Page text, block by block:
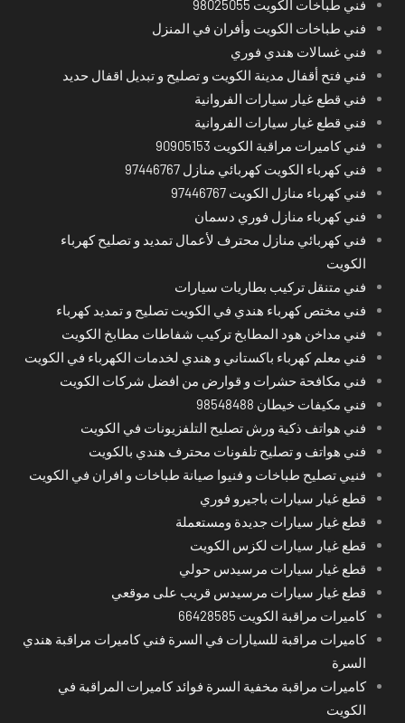
فني طباخات الكويت 98025055
فني طباخات الكويت وأفران في المنزل
فني غسالات هندي فوري
فني فتح أقفال مدينة الكويت و تصليح و تبديل اقفال حديد
فني قطع غيار سيارات الفروانية
فني قطع غيار سيارات الفروانية
فني كاميرات مراقبة الكويت 90905153
فني كهرباء الكويت كهربائي منازل 97446767
فني كهرباء منازل الكويت 97446767
فني كهرباء منازل فوري دسمان
فني كهربائي منازل محترف لأعمال تمديد و تصليح كهرباء
الكويت
فني متنقل تركيب بطاريات سيارات
فني مختص كهرباء هندي في الكويت تصليح و تمديد كهرباء
فني مداخن هود المطابخ تركيب شفاطات مطابخ الكويت
فني معلم كهرباء باكستاني و هندي لخدمات الكهرباء في الكويت
فني مكافحة حشرات و قوارض من افضل شركات الكويت
فني مكيفات خيطان 98548488
فني هواتف ذكية ورش تصليح التلفزيونات في الكويت
فني هواتف و تصليح تلفونات محترف هندي بالكويت
فنيي تصليح طباخات و فنيوا صيانة طباخات و افران في الكويت
قطع غيار سيارات باجيرو فوري
قطع غيار سيارات جديدة ومستعملة
قطع غيار سيارات لكزس الكويت
قطع غيار سيارات مرسيدس حولي
قطع غيار سيارات مرسيدس قريب على موقعي
كاميرات مراقبة الكويت 66428585
كاميرات مراقبة للسيارات في السرة فني كاميرات مراقبة هندي
السرة
كاميرات مراقبة مخفية السرة فوائد كاميرات المراقبة في
الكويت